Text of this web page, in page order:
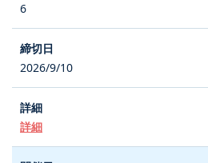
6
2026/9/10
詳細